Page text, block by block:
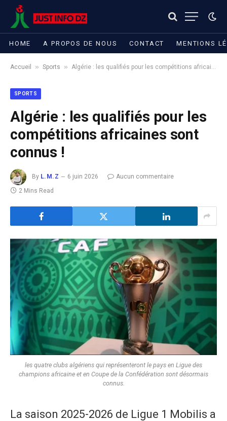
HOME A PROPOS DE NOUS CONTACT MENTIONS
Accueil » Sports » Algérie : les qualifiés pour les compétitions africaines sont connus !
SPORTS
Algérie : les qualifiés pour les
compétitions africaines sont
connus !
By L.M.Z 6 juin 2026
Aucun commentaire
2 Mins Read
les quatre clubs algériens qui représenteront le pays en Ligue des
champions africaine et en Coupe de la Confédération sont désormais
connus.
La saison 2025-2026 de Ligue 1 Mobilis a